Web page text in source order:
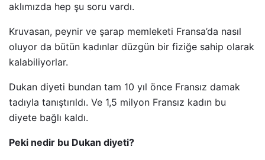
aklımızda hep şu soru vardı.
Kruvasan, peynir ve şarap memleketi Fransa’da nasıl
oluyor da bütün kadınlar düzgün bir fiziğe sahip olarak
kalabiliyorlar.
Dukan diyeti bundan tam 10 yıl önce Fransız damak
tadıyla tanıştırıldı. Ve 1,5 milyon Fransız kadın bu
diyete bağlı kaldı.
Peki nedir bu Dukan diyeti?